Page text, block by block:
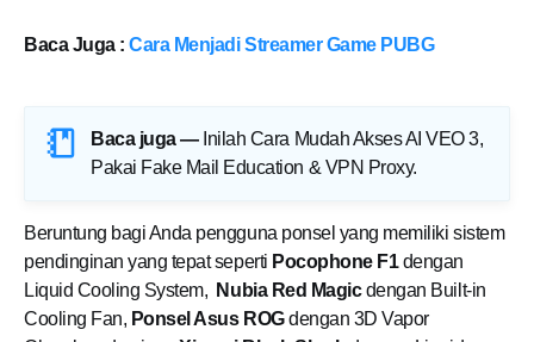
Baca Juga :Cara Menjadi Streamer Game PUBG
Baca juga — Inilah Cara Mudah Akses AI VEO 3,
Pakai Fake Mail Education & VPN Proxy.
Beruntung bagi Anda pengguna ponsel yang memiliki sistem
pendinginan yang tepat seperti Pocophone F1dengan
Liquid Cooling System, Nubia Red Magicdengan Built-in
Cooling Fan, Ponsel Asus ROGdengan 3D Vapor